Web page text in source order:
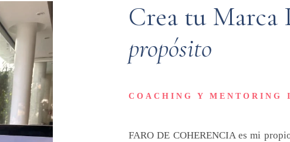
Crea tu Marca
propósito
COACHING Y MENTORING
FARO DE COHERENCIA es mi